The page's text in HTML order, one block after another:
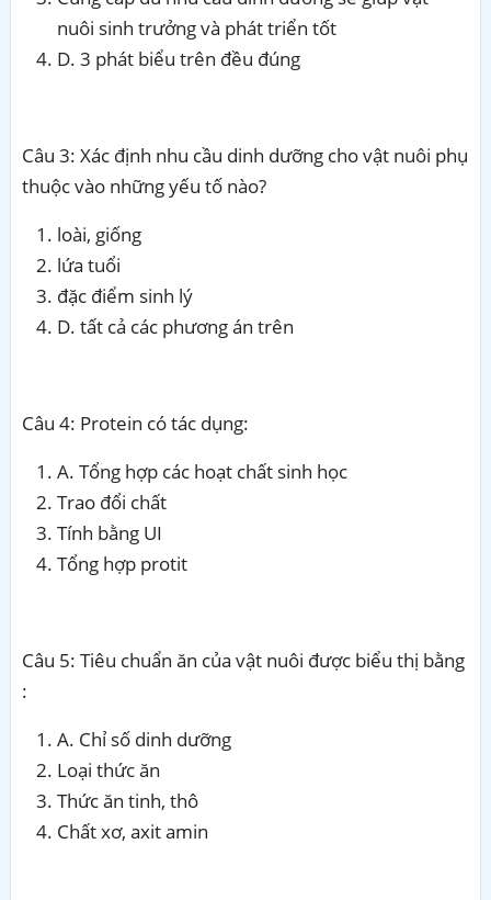
nuôi sinh trưởng và phát triển tốt
D. 3 phát biểu trên đều đúng
Câu 3: Xác định nhu cầu dinh dưỡng cho vật nuôi phụ
thuộc vào những yếu tố nào?
loài, giống
lứa tuổi
đặc điểm sinh lý
D. tất cả các phương án trên
Câu 4: Protein có tác dụng:
A. Tổng hợp các hoạt chất sinh học
Trao đổi chất
Tính bằng UI
Tổng hợp protit
Câu 5: Tiêu chuẩn ăn của vật nuôi được biểu thị bằng
:
A. Chỉ số dinh dưỡng
Loại thức ăn
Thức ăn tinh, thô
Chất xơ, axit amin